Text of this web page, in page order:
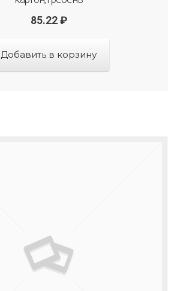
85.22 ₽
Добавить в корзину